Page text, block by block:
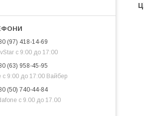
(97) 418-14-69
с 9:00 до 17:00
(63) 958-45-95
с 9:00 до 17:00 Вайбер
(50) 740-44-84
с 9.00 до 17.00